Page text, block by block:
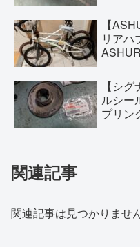
【
リアハ
【シ
ルシー
プリン
関連記事
関連記事は見つかりませ